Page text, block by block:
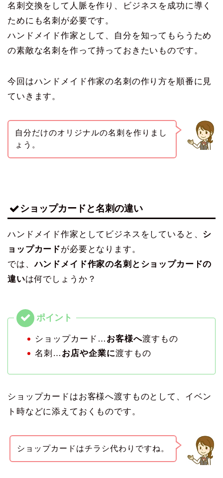
名刺交換をして人脈を作り、ビジネスを成功に導く
ためにも名刺が必要です。
ハンドメイド作家として、自分を知ってもらうため
の素敵な名刺を作って持っておきたいものです。
今回はハンドメイド作家の名刺の作り方を順番に見
ていきます。
自分だけのオリジナルの名刺を作りまし
ょう。
ショップカードと名刺の違い
ハンドメイド作家としてビジネスをしていると、 シ
ョップカードが必要となります。
では、ハンドメイド作家の名刺とショップカードの
違いは何でしょうか？
ショップカード… お客様へ渡すもの
名刺… お店や企業に渡すもの
ショップカードはお客様へ渡すものとして、イベン
ト時などに添えておくものです。
ショップカードはチラシ代わりですね。